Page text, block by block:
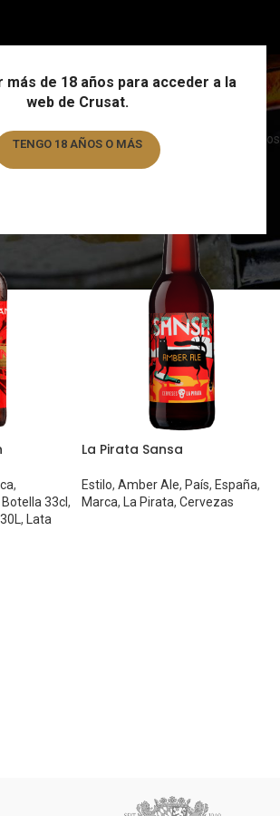
más de 18 años para acceder a la
web de Crusat.
TENGO 18 AÑOS O MÁS
Amber Ale
Showing all 2 results
Filtros
,
Botella 33cl,
,
Lata
La Pirata Sansa
Estilo, Amber Ale, País, España,
Marca, La Pirata, Cervezas